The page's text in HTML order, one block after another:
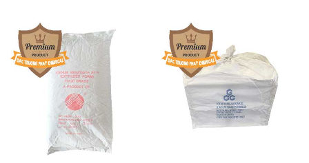
Phèn Nhôm – Al2(SO4)3 17%
Trung Quốc China
Sodium Sulfide NA2S – Đá
Thối Liyuan Trung Quốc China